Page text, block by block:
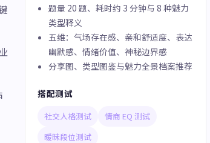
题量 20 题、耗时约 3 分钟与 8 种魅力
类型释义
五维：气场存在感、亲和舒适度、表达
幽默感、情绪价值、神秘边界感
分享图、类型图鉴与魅力全景档案推荐
搭配测试
社交人格测试
情商 EQ 测试
暧昧段位测试